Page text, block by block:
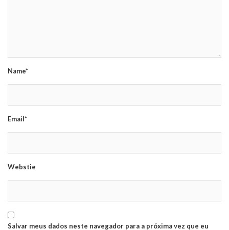
Name*
Email*
Webstie
Salvar meus dados neste navegador para a próxima vez que eu